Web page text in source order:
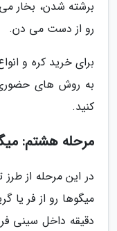
برشته شدن، بخار
رو از دست می دن.
برای خرید کره و
به روش های حضوری
کنید.
مرحله هشتم:
در این مرحله از
دقیقه داخل سینی